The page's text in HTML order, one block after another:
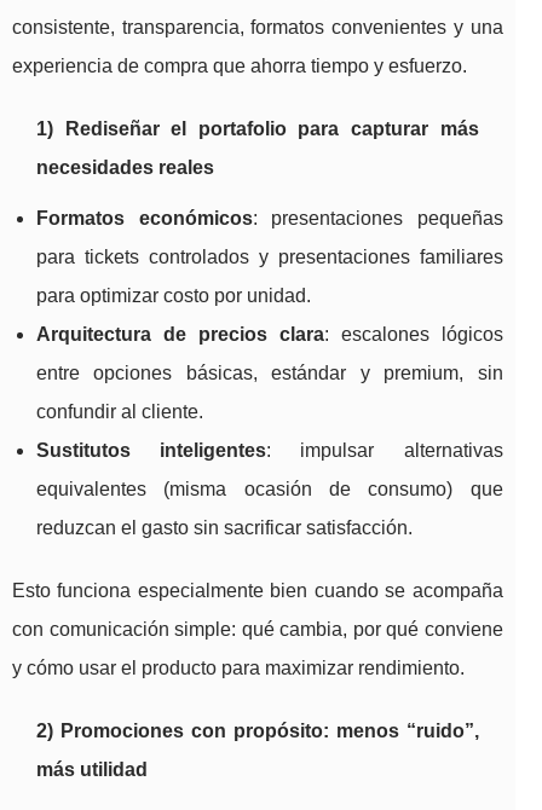
consistente, transparencia, formatos convenientes y una
experiencia de compra que ahorra tiempo y esfuerzo.
1) Rediseñar el portafolio para capturar más
necesidades reales
Formatos económicos: presentaciones pequeñas
para tickets controlados y presentaciones familiares
para optimizar costo por unidad.
Arquitectura de precios clara: escalones lógicos
entre opciones básicas, estándar y premium, sin
confundir al cliente.
Sustitutos inteligentes: impulsar alternativas
equivalentes (misma ocasión de consumo) que
reduzcan el gasto sin sacrificar satisfacción.
Esto funciona especialmente bien cuando se acompaña
con comunicación simple: qué cambia, por qué conviene
y cómo usar el producto para maximizar rendimiento.
2) Promociones con propósito: menos “ruido”,
más utilidad